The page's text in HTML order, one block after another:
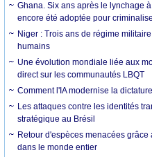
Ghana. Six ans après le lynchage
encore été adoptée pour
Niger : Trois ans de régime
humains
Une évolution mondiale liée aux
direct sur les communautés LBQT
Comment l'IA modernise la
Les attaques contre les identités
stratégique au Brésil
Retour d'espèces menacées
dans le monde entier